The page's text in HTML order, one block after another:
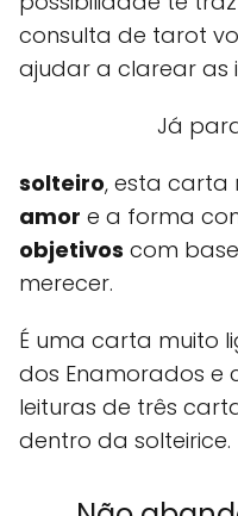
consulta de tarot
ajudar a clarear as
Já
solteiro, esta carta
amor e a forma
objetivos com
merecer.
É uma carta muito
dos Enamorados e
leituras de três
dentro da solteirice.